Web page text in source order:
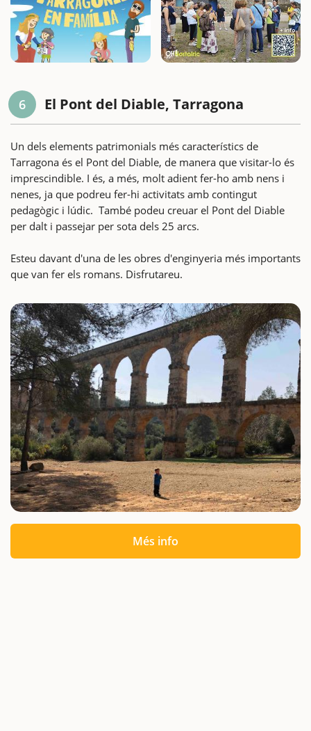
6 El Pont del Diable, Tarragona
Un dels elements patrimonials més característics de
Tarragona és el Pont del Diable, de manera que visitar-lo és
imprescindible. I és, a més, molt adient fer-ho amb nens i
nenes, ja que podreu fer-hi activitats amb contingut
pedagògic i lúdic. També podeu creuar el Pont del Diable
per dalt i passejar per sota dels 25 arcs.
Esteu davant d'una de les obres d'enginyeria més importants
que van fer els romans. Disfrutareu.
Més info